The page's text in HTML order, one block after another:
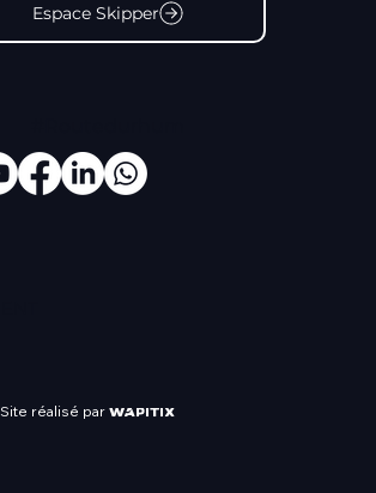
Espace Skipper
Site réalisé par